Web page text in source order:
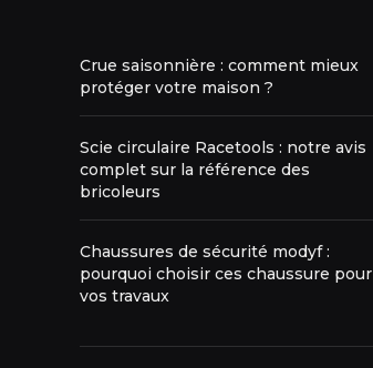
Crue saisonnière : comment mieux
protéger votre maison ?
Scie circulaire Racetools : notre avis
complet sur la référence des
bricoleurs
Chaussures de sécurité modyf :
pourquoi choisir ces chaussure pour
vos travaux